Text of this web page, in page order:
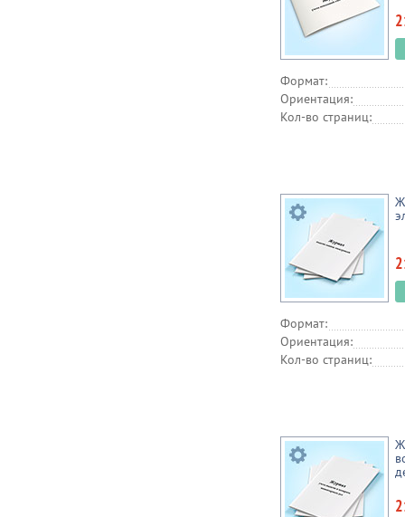
Формат:
Ориентация:
Кол-во страниц:
Формат:
Ориентация:
Кол-во страниц: